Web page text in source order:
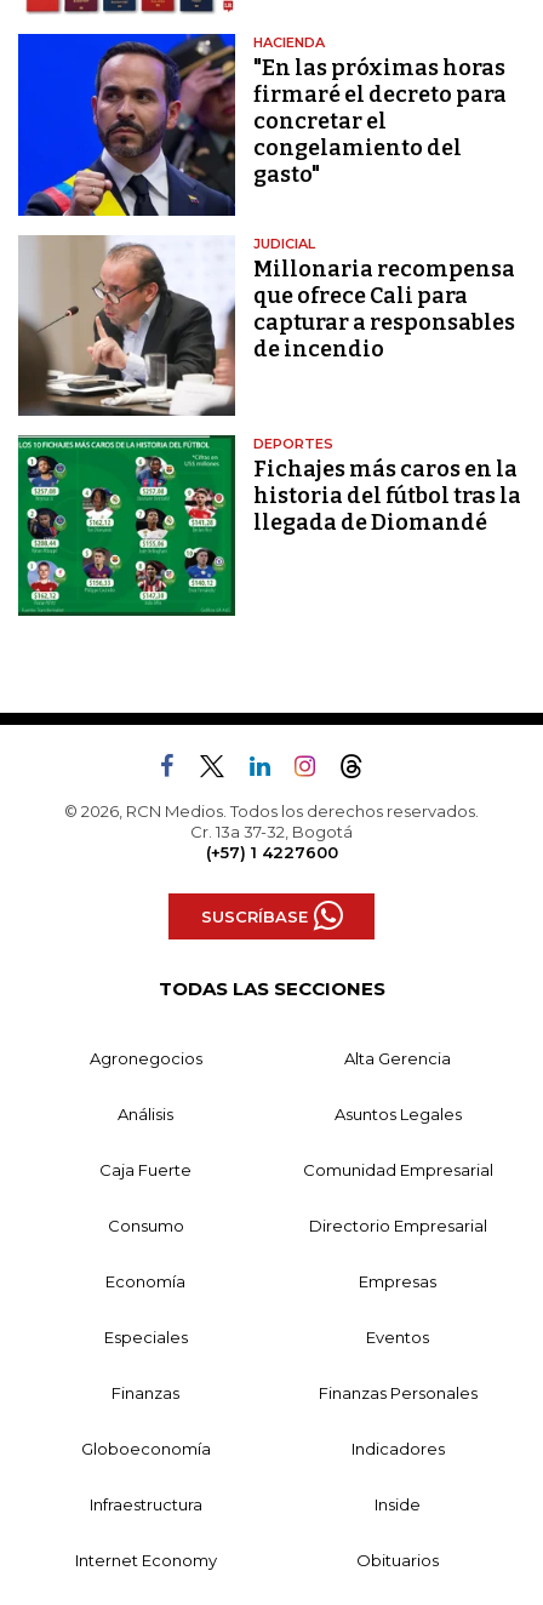
HACIENDA
"En las próximas horas
firmaré el decreto para
concretar el
congelamiento del
gasto"
JUDICIAL
Millonaria recompensa
que ofrece Cali para
capturar a responsables
de incendio
DEPORTES
Fichajes más caros en la
historia del fútbol tras la
llegada de Diomandé
© 2026, RCN Medios. Todos los derechos reservados.
Cr. 13a 37-32, Bogotá
(+57) 1 4227600
SUSCRÍBASE
TODAS LAS SECCIONES
Agronegocios Alta Gerencia
Análisis Asuntos Legales
Caja Fuerte Comunidad Empresarial
Consumo Directorio Empresarial
Economía Empresas
Especiales Eventos
Finanzas Finanzas Personales
Globoeconomía Indicadores
Infraestructura Inside
Internet Economy Obituarios